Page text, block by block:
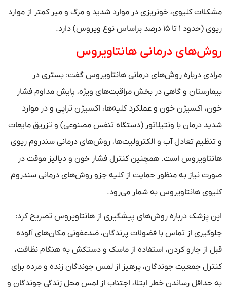
مشکلات کلیوی، خونریزی در موارد شدید و مرگ و میر کمتر از موارد
ریوی (حدود ۱ تا ۱۵ درصد براساس نوع ویروس) دارد.
روش‌های درمانی هانتاویروس
مرادی درباره روش‌های درمانی هانتاویروس گفت: بستری در
بیمارستان و گاهی در بخش مراقبت‌های ویژه، پایش مداوم فشار
خون، اکسیژن خون و عملکرد کلیه‌ها، اکسیژن تراپی و در موارد
شدید درمان با ونتیلاتور (دستگاه تنفس مصنوعی) و تزریق مایعات
و تنظیم تعادل آب و الکترولیت‌ها، روش‌های درمانی سندروم ریوی
هانتاویروس است. همچنین کنترل فشار خون و دیالیز موقت در
صورت نیاز به منظور حمایت از کلیه جزو روش‌های درمانی سندروم
کلیوی هانتاویروس به شمار می‌رود.
این پزشک درباره روش‌های پیشگیری از هانتاویروس تصریح کرد:
جلوگیری از تماس با فضولات پرندگان، ضدعفونی مکان‌های آلوده
قبل از جارو کردن، استفاده از ماسک و دستکش به هنگام نظافت،
کنترل جمعیت جوندگان، پرهیز از لمس جوندگان زنده و مرده برای
به حداقل رساندن خطر ابتلا، اجتناب از لمس محل زندگی جوندگان و